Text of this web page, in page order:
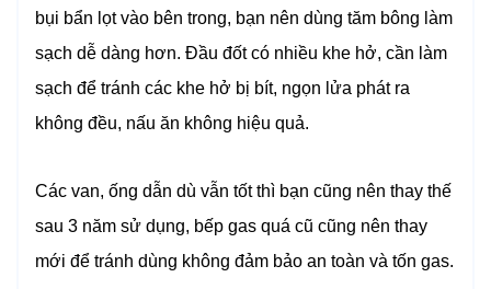
bụi bẩn lọt vào bên trong, bạn nên dùng tăm bông làm
sạch dễ dàng hơn. Đầu đốt có nhiều khe hở, cần làm
sạch để tránh các khe hở bị bít, ngọn lửa phát ra
không đều, nấu ăn không hiệu quả.
Các van, ống dẫn dù vẫn tốt thì bạn cũng nên thay thế
sau 3 năm sử dụng, bếp gas quá cũ cũng nên thay
mới để tránh dùng không đảm bảo an toàn và tốn gas.